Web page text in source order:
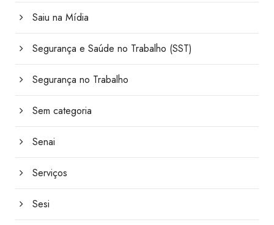
Saiu na Mídia
Segurança e Saúde no Trabalho (SST)
Segurança no Trabalho
Sem categoria
Senai
Serviços
Sesi